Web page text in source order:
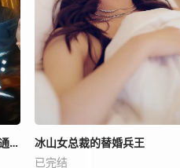
重生华尔街：我的情报系统通未来
冰山女总裁的替婚兵王
已完结